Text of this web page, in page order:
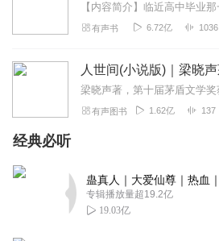
有声书 6.72亿 1036
有声图书 1.62亿 137
经典必听
专辑播放量超19.2亿
19.03亿